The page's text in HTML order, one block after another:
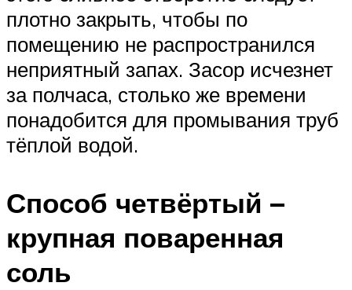
плотно закрыть, чтобы по
помещению не распространился
неприятный запах. Засор исчезнет
за полчаса, столько же времени
понадобится для промывания труб
тёплой водой.
Способ четвёртый –
крупная поваренная
соль